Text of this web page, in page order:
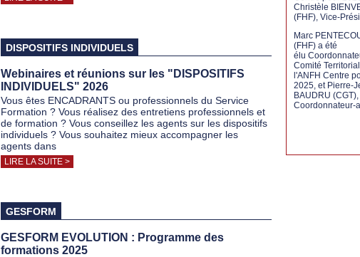
DISPOSITIFS INDIVIDUELS
Webinaires et réunions sur les "DISPOSITIFS
INDIVIDUELS" 2026
Vous êtes ENCADRANTS ou professionnels du Service
Formation ? Vous réalisez des entretiens professionnels et
de formation ? Vous conseillez les agents sur les dispositifs
individuels ? Vous souhaitez mieux accompagner les
agents dans
LIRE LA SUITE >
GESFORM
GESFORM EVOLUTION : Programme des
formations 2025
Christèle
(FHF), Vice-
Marc
(FHF) a été
élu
Comité
l'ANFH Centre
2025, et Pierre-
BAUDRU (CGT),
Coordonnateur-